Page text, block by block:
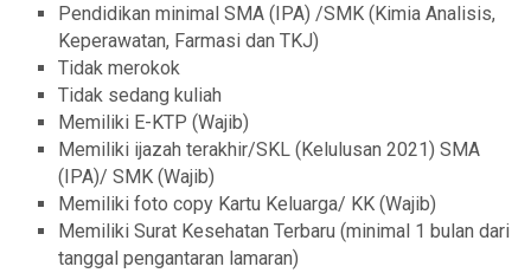
Pendidikan minimal SMA (IPA) /SMK (Kimia Analisis,
Keperawatan, Farmasi dan TKJ)
Tidak merokok
Tidak sedang kuliah
Memiliki E-KTP (Wajib)
Memiliki ijazah terakhir/SKL (Kelulusan 2021) SMA
(IPA)/ SMK (Wajib)
Memiliki foto copy Kartu Keluarga/ KK (Wajib)
Memiliki Surat Kesehatan Terbaru (minimal 1 bulan dari
tanggal pengantaran lamaran)